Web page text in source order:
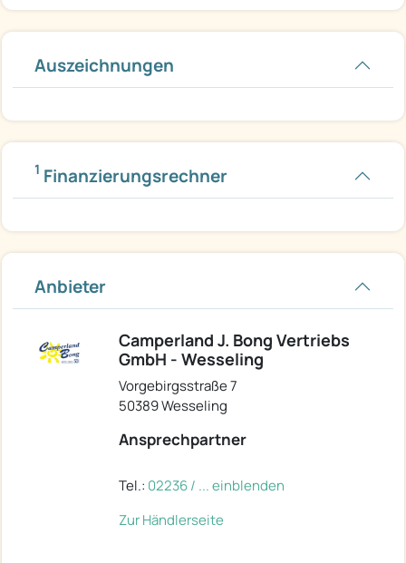
Auszeichnungen
1 Finanzierungsrechner
Anbieter
Camperland J. Bong Vertriebs
GmbH - Wesseling
Vorgebirgsstraße 7
50389 Wesseling
Ansprechpartner
Tel.: 02236 / ... einblenden
Zur Händlerseite